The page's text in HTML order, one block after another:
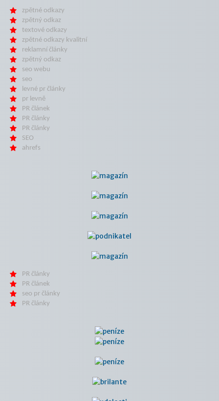
zpětné odkazy
zpětný odkaz
textové odkazy
zpětné odkazy kvalitní
reklamní články
zpětný odkaz
seo webu
seo
levné pr články
pr levně
PR článek
PR články
PR články
SEO
ahrefs
PR články
PR článek
seo pr články
PR články